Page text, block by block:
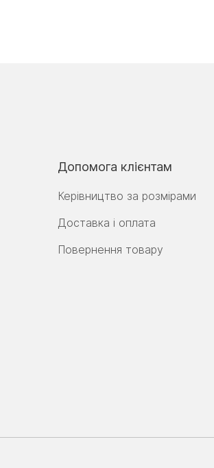
Допомога клієнтам
Керівництво за розмірами
Доставка і оплата
Повернення товару